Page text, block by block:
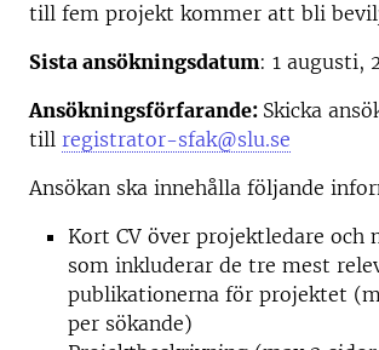
till fem projekt kommer att bli
Sista ansökningsdatum: 1 augusti,
Ansökningsförfarande: Skicka
till registrator-sfak@slu.se
Ansökan ska innehålla följande
Kort CV över projektledare och
som inkluderar de tre mest
publikationerna för projektet
per sökande)